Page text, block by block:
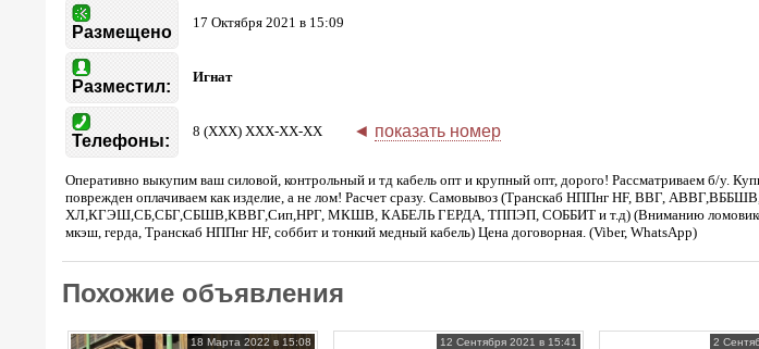
Размещено
17 Октября 2021 в 15:09
Разместил:
Игнат
Телефоны:
8 (XXX) XXX-XX-XX ◄ показать номер
Оперативно выкупим ваш силовой, контрольный и тд кабель опт и крупный опт, дорого! Рассматриваем б/у.
поврежден оплачиваем как изделие, а не лом! Расчет сразу. Самовывоз (Транскаб НППнг HF, ВВГ,
ХЛ,КГЭШ,СБ,СБГ,СБШВ,КВВГ,Сип,НРГ, МКШВ, КАБЕЛЬ ГЕРДА, ТППЭП, СОББИТ и т.д) (Вниманию ломовиков!
мкэш, герда, Транскаб НППнг HF, соббит и тонкий медный кабель) Цена договорная. (Viber, WhatsApp)
Похожие объявления
18 Марта 2022 в 15:08 12 Сентября 2021 в 15:41 2